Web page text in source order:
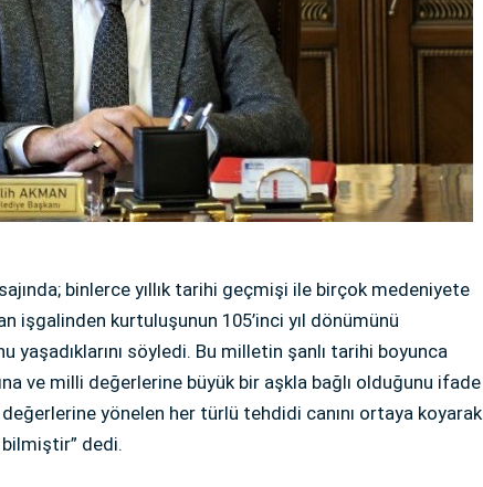
binlerce yıllık tarihi geçmişi ile birçok medeniyete
işgalinden kurtuluşunun 105’inci yıl dönümünü
yaşadıklarını söyledi. Bu milletin şanlı tarihi boyunca
ve milli değerlerine büyük bir aşkla bağlı olduğunu ifade
yönelen her türlü tehdidi canını ortaya koyarak
dedi.